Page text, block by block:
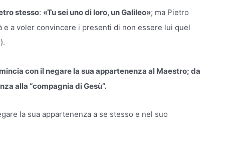
stesso: «Tu sei uno di loro, un Galileo»; ma Pietro
e a voler convincere i presenti di non essere lui quel
con il negare la sua appartenenza al Maestro; da
alla “compagnia di Gesù”.
la sua appartenenza a se stesso e nel suo